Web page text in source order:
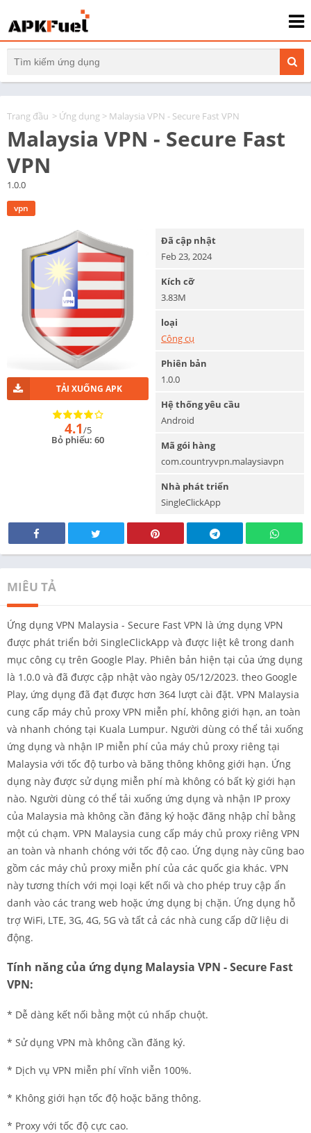
Trang đầu > Ứng dụng > Malaysia VPN - Secure Fast VPN
Malaysia VPN - Secure Fast
VPN
1.0.0
vpn
TẢI XUỐNG APK
4.1/5
Bỏ phiếu: 60
Đã cập nhật
Feb 23, 2024
Kích cỡ
3.83M
loại
Công cụ
Phiên bản
1.0.0
Hệ thống yêu cầu
Android
Mã gói hàng
com.countryvpn.malaysiavpn
Nhà phát triển
SingleClickApp
MIÊU TẢ
Ứng dụng VPN Malaysia - Secure Fast VPN là ứng dụng VPN
được phát triển bởi SingleClickApp và được liệt kê trong danh
mục công cụ trên Google Play. Phiên bản hiện tại của ứng dụng
là 1.0.0 và đã được cập nhật vào ngày 05/12/2023. theo Google
Play, ứng dụng đã đạt được hơn 364 lượt cài đặt. VPN Malaysia
cung cấp máy chủ proxy VPN miễn phí, không giới hạn, an toàn
và nhanh chóng tại Kuala Lumpur. Người dùng có thể tải xuống
ứng dụng và nhận IP miễn phí của máy chủ proxy riêng tại
Malaysia với tốc độ turbo và băng thông không giới hạn. Ứng
dụng này được sử dụng miễn phí mà không có bất kỳ giới hạn
nào. Người dùng có thể tải xuống ứng dụng và nhận IP proxy
của Malaysia mà không cần đăng ký hoặc đăng nhập chỉ bằng
một cú chạm. VPN Malaysia cung cấp máy chủ proxy riêng VPN
an toàn và nhanh chóng với tốc độ cao. Ứng dụng này cũng bao
gồm các máy chủ proxy miễn phí của các quốc gia khác. VPN
này tương thích với mọi loại kết nối và cho phép truy cập ẩn
danh vào các trang web hoặc ứng dụng bị chặn. Ứng dụng hỗ
trợ WiFi, LTE, 3G, 4G, 5G và tất cả các nhà cung cấp dữ liệu di
động.
Tính năng của ứng dụng Malaysia VPN - Secure Fast
VPN:
* Dễ dàng kết nối bằng một cú nhấp chuột.
* Sử dụng VPN mà không cần đăng ký.
* Dịch vụ VPN miễn phí vĩnh viễn 100%.
* Không giới hạn tốc độ hoặc băng thông.
* Proxy với tốc độ cực cao.